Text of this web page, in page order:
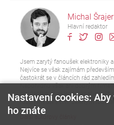
Michal Šrajer
Hlavní redaktor
Jsem zarytý fanoušek elektroniky
Nejvíce se však zajímám
častokrát se v článcích rád
Nepohrdnu však ani dobrým
cízí "jablko", vysklená "okna", ani
rozumím asi s tím "zeleným
Nastavení cookies:
ho znáte